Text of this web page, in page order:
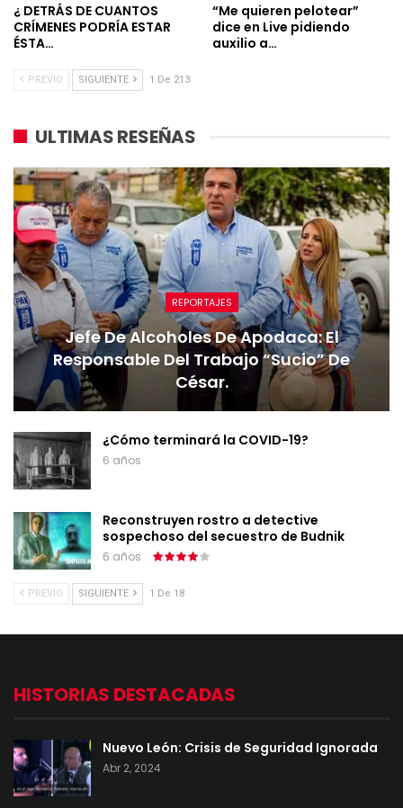
¿ DETRÁS DE CUANTOS
CRÍMENES PODRÍA ESTAR
ÉSTA…
“Me quieren pelotear”
dice en Live pidiendo
auxilio a…
PREVIO SIGUIENTE 1 De 213
ULTIMAS RESEÑAS
REPORTAJES
Jefe De Alcoholes De Apodaca: El
Responsable Del Trabajo “sucio” De
César.
¿Cómo terminará la COVID-19?
6 años
Reconstruyen rostro a detective
sospechoso del secuestro de Budnik
6 años
PREVIO SIGUIENTE 1 De 18
HISTORIAS DESTACADAS
Nuevo León: Crisis de Seguridad Ignorada
Abr 2, 2024